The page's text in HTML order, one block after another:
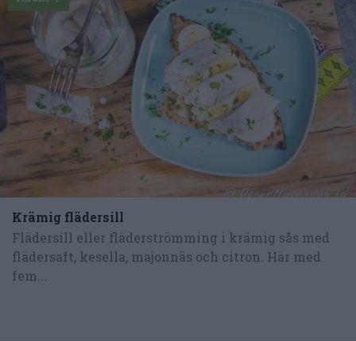
Krämig flädersill
Flädersill eller fläderströmming i krämig sås med
flädersaft, kesella, majonnäs och citron. Här med
fem...